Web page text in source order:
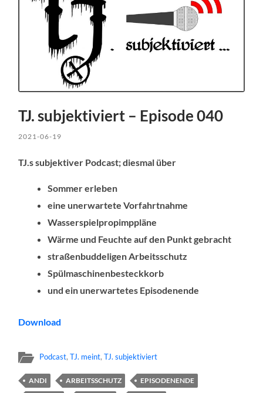
TJ. subjektiviert – Episode 040
2021-06-19
TJ.s subjektiver Podcast; diesmal über
Sommer erleben
eine unerwartete Vorfahrtnahme
Wasserspielpropimppläne
Wärme und Feuchte auf den Punkt gebracht
straßenbuddeligen Arbeitsschutz
Spülmaschinenbesteckkorb
und ein unerwartetes Episodenende
Download
Podcast,TJ. meint,TJ. subjektiviert
ANDI ARBEITSSCHUTZ
EPISODENENDE